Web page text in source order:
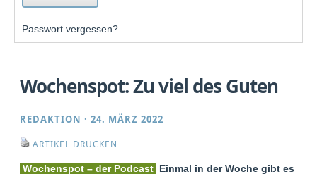
Passwort vergessen?
Wochenspot: Zu viel des Guten
REDAKTION ·24. MÄRZ 2022
ARTIKEL DRUCKEN
Wochenspot – der Podcast Einmal in der Woche gibt es